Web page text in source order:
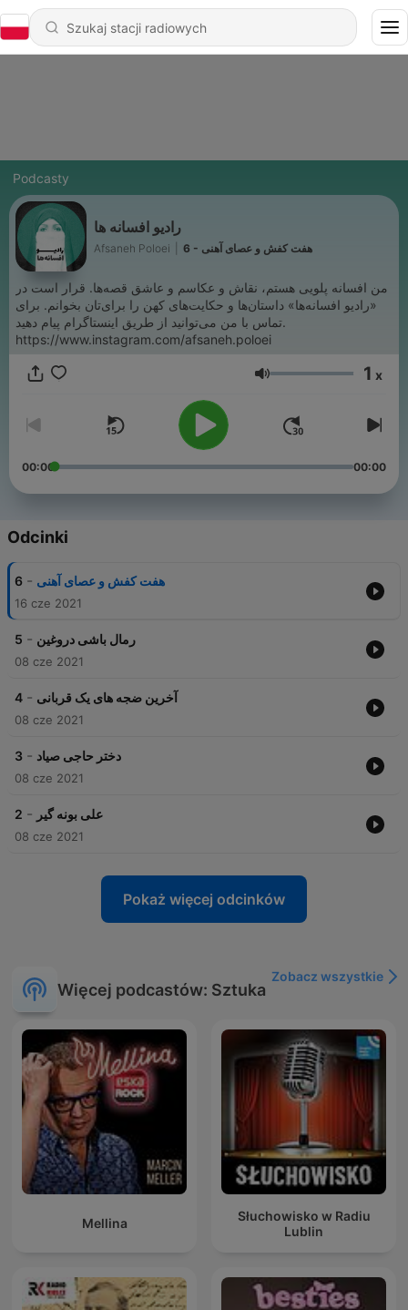
Podcasty
رادیو افسانه ها
Afsaneh Poloei 6 - هفت کفش و عصای آهنی
من افسانه پلویی هستم، نقاش و عکاسم و عاشق قصه‌ها. قرار است در
«رادیو افسانه‌ها» داستان‌ها و حکایت‌های کهن را برای‌تان بخوانم. برای
تماس با من می‌توانید از طریق اینستاگرام پیام دهید.
https://www.instagram.com/afsaneh.poloei
Głośność 1 x
00:00 00:00
Odcinki
6 - هفت کفش و عصای آهنی
16 cze 2021
5 - رمال باشی دروغین
08 cze 2021
4 - آخرین ضجه های یک قربانی
08 cze 2021
3 - دختر حاجی صیاد
08 cze 2021
2 - علی بونه گیر
08 cze 2021
Pokaż więcej odcinków
Więcej podcastów: Sztuka
Zobacz wszystkie
Mellina
Słuchowisko w Radiu
Lublin